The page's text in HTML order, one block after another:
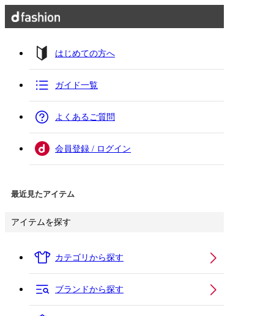
はじめての方へ
ガイド一覧
よくあるご質問
会員登録 / ログイン
最近見たアイテム
アイテムを探す
カテゴリから探す
ブランドから探す